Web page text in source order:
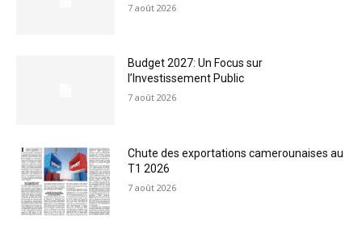
7 août 2026
Budget 2027: Un Focus sur
l’Investissement Public
7 août 2026
Chute des exportations camerounaises au
T1 2026
7 août 2026